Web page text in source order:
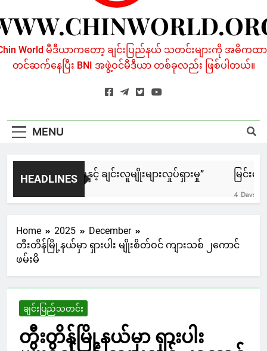
World မီဒီယာကတော့ ချင်းပြည်နယ် သတင်းများကို အဓိကထာ
တင်ဆက်နေပြီး BNI အဖွဲ့ဝင်မီဒီယာ တစ်ခုလည်း ဖြစ်ပါတယ်။
MENU
HEADLINES
၈၈၈ အရေးတော်ပုံနှင့် ချင်းလူမျိုးများလှုပ်ရှားမှု”
Ago
မြင်းချ
4 Days Ago
Home 2025
December
တီးတိန်မြို့နယ်မှာ ရှားပါး မျိုးစိတ်ဝင် ကျားသစ် ၂ကောင်
ဖမ်းမိ
ချင်းပြည်သတင်း
တီးတိန်မြို့နယ်မှာ ရှားပါး